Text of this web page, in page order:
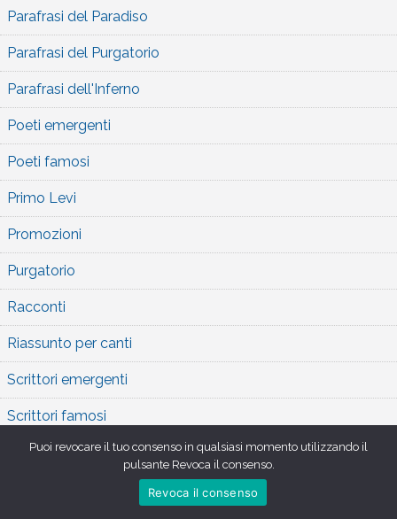
Parafrasi del Paradiso
Parafrasi del Purgatorio
Parafrasi dell'Inferno
Poeti emergenti
Poeti famosi
Primo Levi
Promozioni
Purgatorio
Racconti
Riassunto per canti
Scrittori emergenti
Scrittori famosi
Testo completo dei canti
Puoi revocare il tuo consenso in qualsiasi momento utilizzando il
pulsante Revoca il consenso.
Revoca il consenso